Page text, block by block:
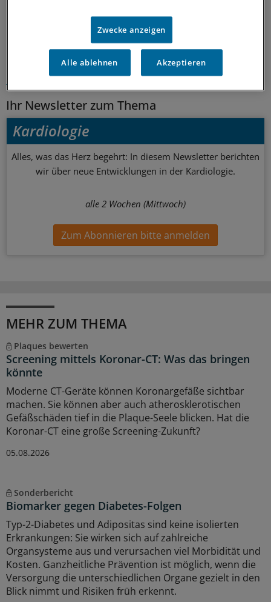
Schlagworte:
KHK / Herzinfarkt Innere Medizin
Ihr Newsletter zum Thema
Kardiologie
Alles, was das Herz begehrt: In diesem Newsletter berichten
wir über neue Entwicklungen in der Kardiologie.
alle 2 Wochen (Mittwoch)
Zum Abonnieren bitte anmelden
MEHR ZUM THEMA
Plaques bewerten
Screening mittels Koronar-CT: Was das bringen
könnte
Moderne CT-Geräte können Koronargefäße sichtbar
machen. Sie können aber auch atherosklerotischen
Gefäßschäden tief in die Plaque-Seele blicken. Hat die
Koronar-CT eine große Screening-Zukunft?
05.08.2026
Sonderbericht
Biomarker gegen Diabetes-Folgen
Typ-2-Diabetes und Adipositas sind keine isolierten
Erkrankungen: Sie wirken sich auf zahlreiche
Organsysteme aus und verursachen viel Morbidität und
Kosten. Ganzheitliche Prävention ist möglich, wenn die
Versorgung die unterschiedlichen Organe gezielt in den
Blick nimmt und Risiken früh erkennt.
Zwecke anzeigen
Alle ablehnen Akzeptieren